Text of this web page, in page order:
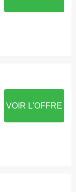
VOIR L'OFFRE